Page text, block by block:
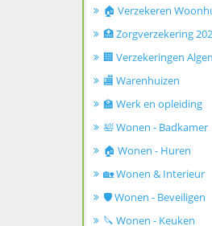
🏠 Verzekeren
🏥 Zorgverzekering
🏢 Verzekeringen
🏬 Warenhuizen
🏫 Werk en opleiding
🛀 Wonen - Badkamer
🏠 Wonen - Huren
🏡 Wonen & Interieur
🛡️ Wonen - Beveiligen
🔪 Wonen - Keuken